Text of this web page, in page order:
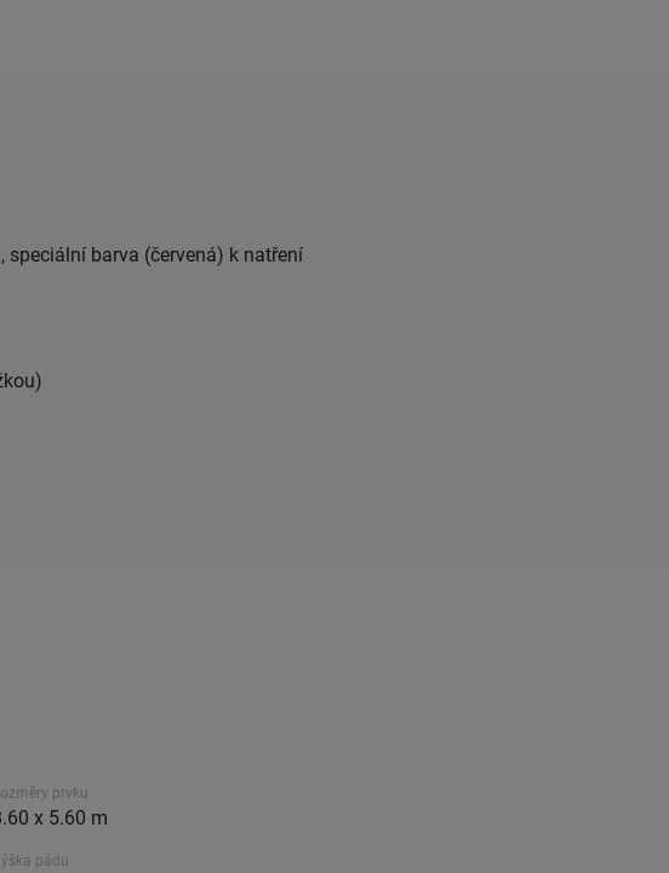
barva (červená) k natření
prvku
x 5.60 m
pádu